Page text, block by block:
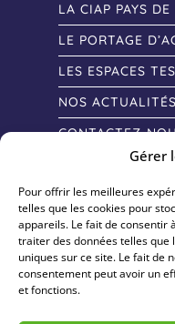
Gérer
Pour offrir les meilleures
telles que les cookies pour
appareils. Le fait de consentir
traiter des données telles que
uniques sur ce site. Le fait de
consentement peut avoir un
et fonctions.
LA CIAP PAYS DE
LE PORTAGE
LES ESPACES
NOS ACTUALITÉS
CONTACTEZ-